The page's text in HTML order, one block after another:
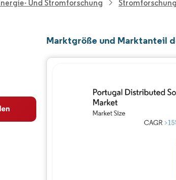
Und Stromforschung Stromforschung
Marktgröße und Marktanteil